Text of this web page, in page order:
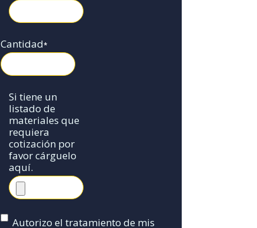
Cantidad*
Si tiene un
listado de
materiales que
requiera
cotización por
favor cárguelo
aquí.
Autorizo el tratamiento de mis